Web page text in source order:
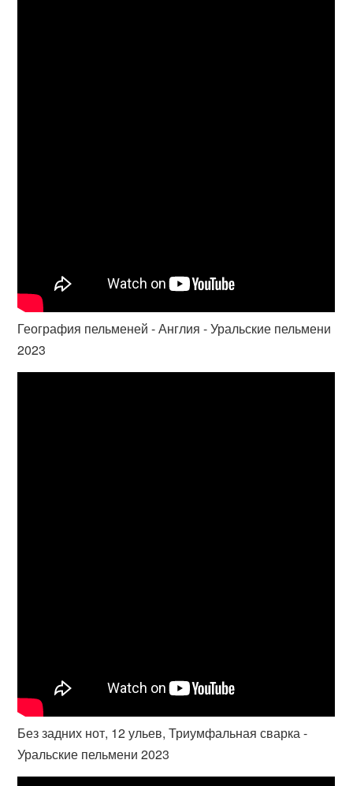
География пельменей - Англия - Уральские пельмени
2023
Без задних нот, 12 ульев, Триумфальная сварка -
Уральские пельмени 2023